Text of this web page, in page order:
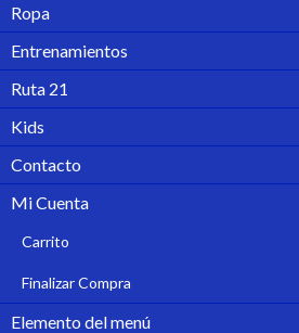
Ropa
Entrenamientos
Ruta 21
Kids
Contacto
Mi Cuenta
Carrito
Finalizar Compra
Elemento del menú